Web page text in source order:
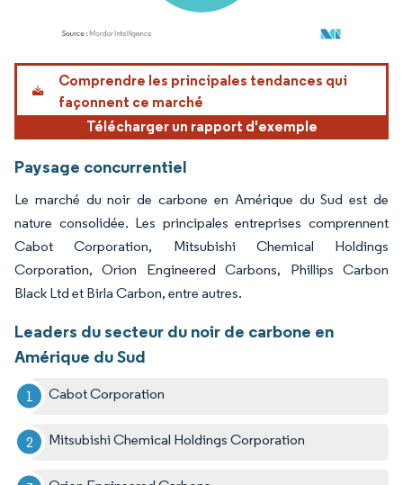
Image © Mordor Intelligence. La réutilisation nécessite une attribution sous CC BY
Comprendre les principales tendances qui
façonnent ce marché
Télécharger un rapport d'exemple
Paysage concurrentiel
Le marché du noir de carbone en Amérique du Sud est de
nature consolidée. Les principales entreprises comprennent
Cabot Corporation, Mitsubishi Chemical Holdings
Corporation, Orion Engineered Carbons, Phillips Carbon
Black Ltd et Birla Carbon, entre autres.
Leaders du secteur du noir de carbone en
Amérique du Sud
Cabot Corporation
Mitsubishi Chemical Holdings Corporation